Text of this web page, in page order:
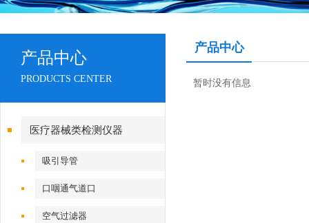
产品中心
PRODUCTS CENTER
医疗器械类检测仪器
吸引导管
口咽通气道口
空气过滤器
产品中心
暂时没有信息